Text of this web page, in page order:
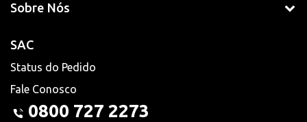
Sobre Nós
SAC
Status do Pedido
Fale Conosco
0800 727 2273